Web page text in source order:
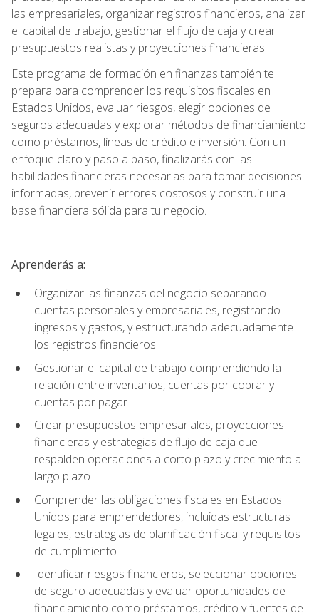
las empresariales, organizar registros financieros, analizar
el capital de trabajo, gestionar el flujo de caja y crear
presupuestos realistas y proyecciones financieras.
Este programa de formación en finanzas también te
prepara para comprender los requisitos fiscales en
Estados Unidos, evaluar riesgos, elegir opciones de
seguros adecuadas y explorar métodos de financiamiento
como préstamos, líneas de crédito e inversión. Con un
enfoque claro y paso a paso, finalizarás con las
habilidades financieras necesarias para tomar decisiones
informadas, prevenir errores costosos y construir una
base financiera sólida para tu negocio.
Aprenderás a:
Organizar las finanzas del negocio separando
cuentas personales y empresariales, registrando
ingresos y gastos, y estructurando adecuadamente
los registros financieros
Gestionar el capital de trabajo comprendiendo la
relación entre inventarios, cuentas por cobrar y
cuentas por pagar
Crear presupuestos empresariales, proyecciones
financieras y estrategias de flujo de caja que
respalden operaciones a corto plazo y crecimiento a
largo plazo
Comprender las obligaciones fiscales en Estados
Unidos para emprendedores, incluidas estructuras
legales, estrategias de planificación fiscal y requisitos
de cumplimiento
Identificar riesgos financieros, seleccionar opciones
de seguro adecuadas y evaluar oportunidades de
financiamiento como préstamos, crédito y fuentes de